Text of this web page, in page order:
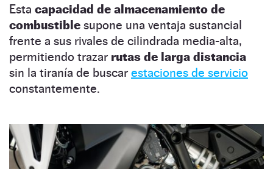
Esta capacidad de almacenamiento de
combustible supone una ventaja sustancial
frente a sus rivales de cilindrada media-alta,
permitiendo trazar rutas de larga distancia
sin la tiranía de buscar estaciones de servicio
constantemente.